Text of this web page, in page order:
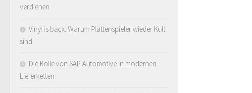
verdienen
Vinyl is back: Warum Plattenspieler wieder Kult
sind
Die Rolle von SAP Automotive in modernen
Lieferketten